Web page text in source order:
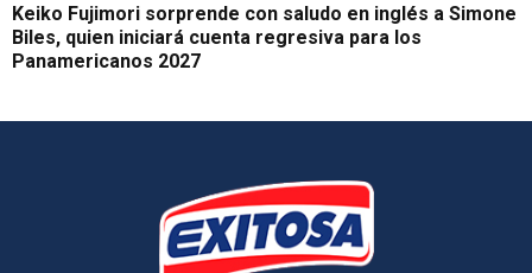
Keiko Fujimori sorprende con saludo en inglés a Simone
Biles, quien iniciará cuenta regresiva para los
Panamericanos 2027